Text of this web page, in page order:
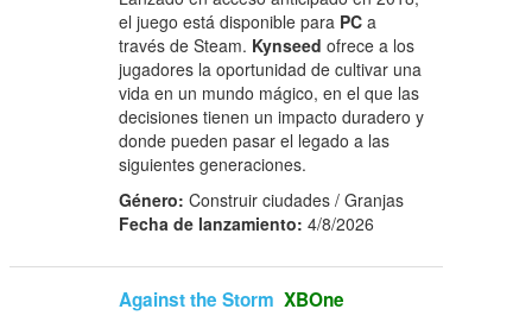
el juego está disponible para PC a
través de Steam. Kynseed ofrece a los
jugadores la oportunidad de cultivar una
vida en un mundo mágico, en el que las
decisiones tienen un impacto duradero y
donde pueden pasar el legado a las
siguientes generaciones.
Género: Construir ciudades / Granjas
Fecha de lanzamiento: 4/8/2026
Against the Storm XBOne